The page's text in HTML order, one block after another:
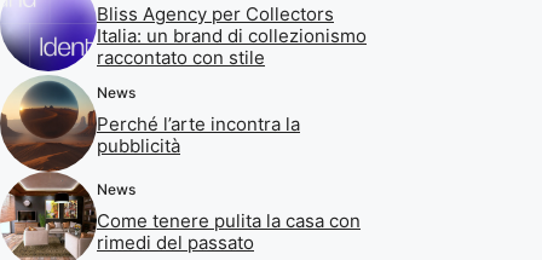
Bliss Agency per Collectors
Italia: un brand di collezionismo
raccontato con stile
News
Perché l’arte incontra la
pubblicità
News
Come tenere pulita la casa con
rimedi del passato